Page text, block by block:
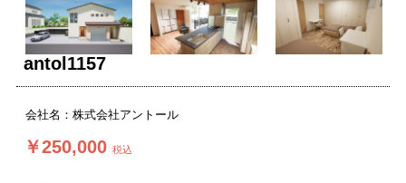
antol1157
会社名：株式会社アントール
￥250,000 税込